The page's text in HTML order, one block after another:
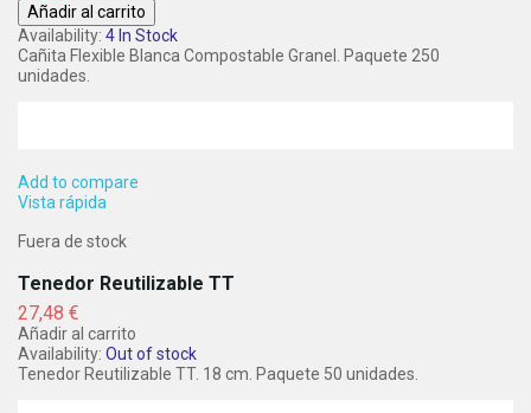
Añadir al carrito
Availability: 4 In Stock
Cañita Flexible Blanca Compostable Granel. Paquete 250
unidades.
Add to compare
Vista rápida
Fuera de stock
Tenedor Reutilizable TT
Precio
27,48 €
Añadir al carrito
Availability: Out of stock
Tenedor Reutilizable TT. 18 cm. Paquete 50 unidades.